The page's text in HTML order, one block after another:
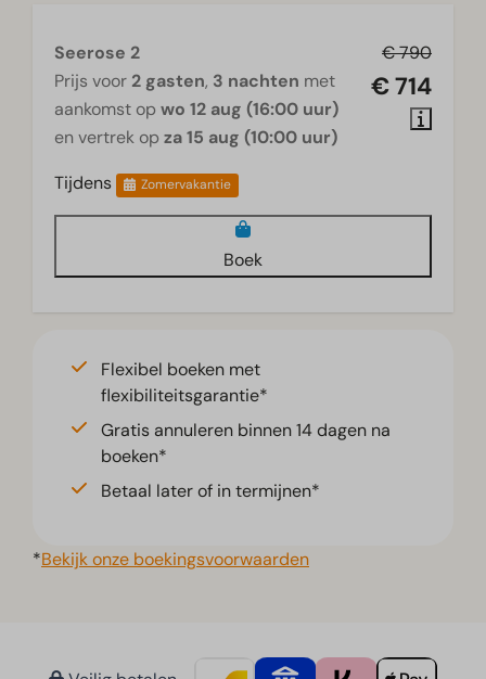
Woonkamer
Smart TV
€ 790
€ 714
Seerose 2
Prijs voor 2 gasten, 3 nachten met
aankomst op wo 12 aug (16:00 uur)
en vertrek op za 15 aug (10:00 uur)
Tijdens
Zomervakantie
Boek
Flexibel boeken met
flexibiliteitsgarantie*
Gratis annuleren binnen 14 dagen na
boeken*
Betaal later of in termijnen*
*Bekijk onze boekingsvoorwaarden